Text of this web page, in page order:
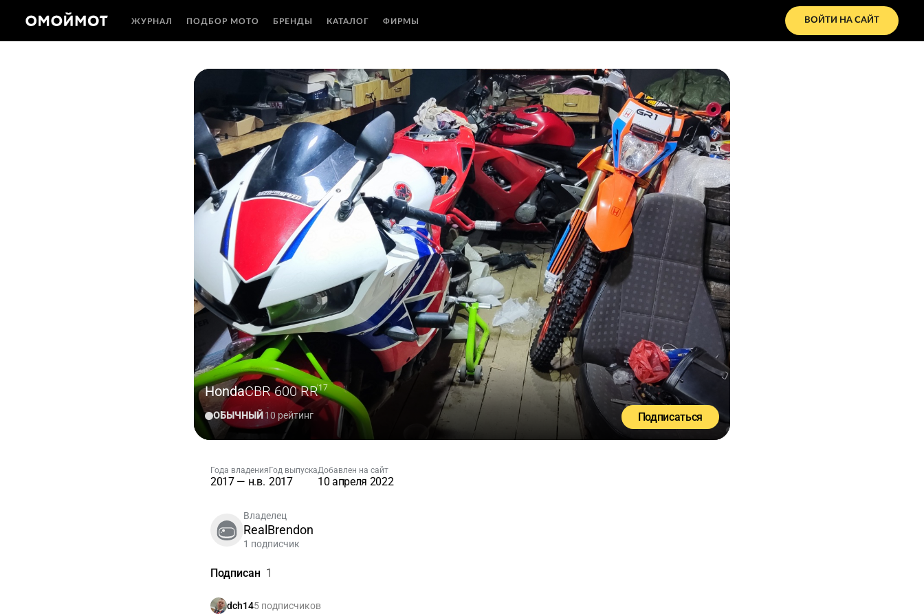
ЖУРНАЛ ПОДБОР МОТО БРЕНДЫ КАТАЛОГ ФИРМЫ ВОЙТИ НА САЙТ
HondaCBR 600 RR'17
ОБЫЧНЫЙ10 рейтинг Подписаться
Года владения
2017 — н.в.
Год выпуска
2017
Добавлен на сайт
10 апреля 2022
Владелец
RealBrendon
1 подписчик
Подписан 1
dch145 подписчиков